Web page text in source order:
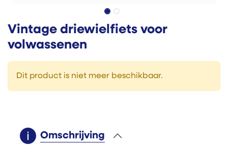
Vintage driewielfiets voor
volwassenen
Dit product is niet meer beschikbaar.
Omschrijving